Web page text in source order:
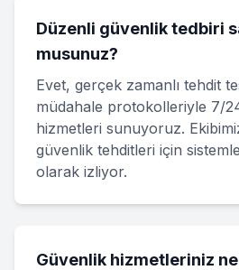
Düzenli güvenlik tedbiri
musunuz?
Evet, gerçek zamanlı tehdit
müdahale protokolleriyle 7/
hizmetleri sunuyoruz.
güvenlik tehditleri için
olarak izliyor.
Güvenlik hizmetleriniz